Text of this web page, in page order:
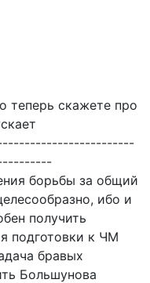
теперь скажете про
борьбы за общий
ибо и
получить
подготовки к ЧМ
бравых
Большунова